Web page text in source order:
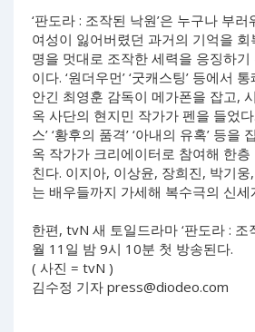
‘판도라 : 조작된 낙원’은 누구나 부
여성이 잃어버렸던 과거의 기억을
명을 멋대로 조작한 세력을 응징하
이다. ‘원더우먼’ ‘굿캐스팅’ 등에서
안긴 최영훈 감독이 메가폰을 잡고,
옥 사단의 현지민 작가가 펜을 들었
스’ ‘황후의 품격’ ‘아내의 유혹’ 등을
옥 작가가 크리에이터로 참여해 한
친다. 이지아, 이상윤, 장희진, 박기
는 배우들까지 가세해 복수극의 신세
한편, tvN 새 토일드라마 ‘판도라 : 조
월 11일 밤 9시 10분 첫 방송된다.
( 사진 = tvN )
김수정 기자 press@diodeo.com